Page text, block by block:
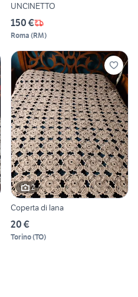
UNCINETTO
150 €
Roma (RM)
2
Coperta di lana
20 €
Torino(TO)